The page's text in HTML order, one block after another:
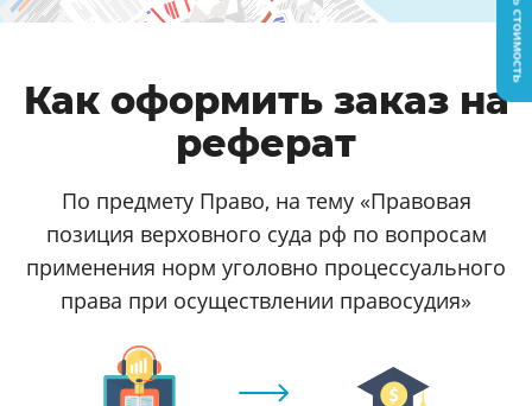
Как оформить заказ на
реферат
По предмету Право, на тему «Правовая
позиция верховного суда рф по вопросам
применения норм уголовно процессуального
права при осуществлении правосудия»